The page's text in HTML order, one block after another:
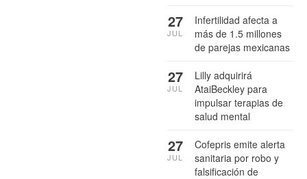
Infertilidad afecta a
más de 1.5 millones
de parejas mexicanas
27
JUL
Lilly adquirirá
AtaiBeckley para
impulsar terapias de
salud mental
27
JUL
Cofepris emite alerta
sanitaria por robo y
falsificación de
27
JUL